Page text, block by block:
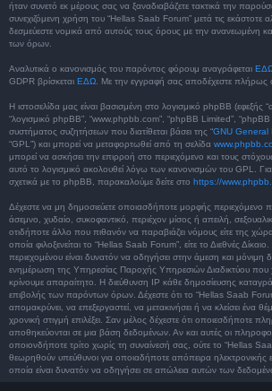
ήταν συνετό εκ μέρους σας να ξαναδιαβάζετε τακτικά την
συνεχιζόμενη χρήση του “Hellas Saab Forum” μετά τις εκάστοτε
δεσμεύεστε νομικά από αυτούς τους όρους με την ανανεωμένη
των όρων.
Αναλυτικά ο κανονισμός του παρόντος φόρουμ αναγράφεται
GDPR βρίσκεται ΕΔΩ . Με την εγγραφή σας αποδέχεστε πλήρως
Η ιστοσελίδα μας είναι βασισμένη στο λογισμικό phpBB (εφεξής
“λογισμικό phpBB”, “www.phpbb.com”, “phpBB Limited”, “phpBB
συστήματος συζητήσεων που διατίθεται βάσει της “GNU General
“GPL”) και μπορεί να μεταφορτωθεί από τη σελίδα
μπορεί να ασκήσει την επιρροή στο περιεχόμενο και τους
αυτό το λογισμικό ακολουθεί λόγω των κανονισμών του GPL.
σχετικά με το phpBB, παρακαλούμε δείτε στο https://
Δέχεστε να μη δημοσιεύετε οποιασδήποτε μορφής περιεχόμενο
άσεμνο, χυδαίο, συκοφαντικό, περιέχον μίσος ή απειλή,
οτιδήποτε άλλο που πιθανόν να παραβιάζει νόμους είτε της
οποία φιλοξενείται το “Hellas Saab Forum”, είτε το Διεθνές
περιεχομένου είναι δυνατόν να οδηγήσει στην άμεση και
ενημέρωση της Υπηρεσίας Παροχής Υπηρεσιών Διαδικτύου που
κρίνουμε απαραίτητο. Η διεύθυνση IP κάθε δημοσίευσης
επιβολής των παρόντων όρων. Δέχεστε ότι το “Hellas Saab
απομακρύνει, να επεξεργαστεί, να μετακινήσει ή να κλείσει ένα
χρονική στιγμή επιλέξει. Σαν μέλος δέχεστε ότι οποιεσδήποτε
αποθηκεύονται σε μια βάση δεδομένων. Αν και αυτές οι
οποιονδήποτε τρίτο χωρίς τη συναίνεσή σας, ούτε το “Hellas
θεωρηθούν υπεύθυνοι για οποιαδήποτε απόπειρα
οποία είναι δυνατόν να οδηγήσει σε απώλεια αυτών των